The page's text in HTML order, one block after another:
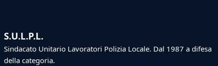
S.U.L.P.L.
Sindacato Unitario Lavoratori Polizia Locale. Dal 1987 a difesa
della categoria.